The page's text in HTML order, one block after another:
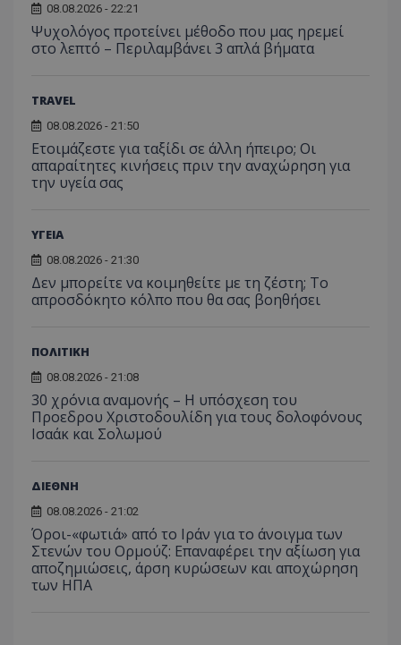
08.08.2026 - 22:21
Ψυχολόγος προτείνει μέθοδο που μας ηρεμεί
στο λεπτό – Περιλαμβάνει 3 απλά βήματα
TRAVEL
08.08.2026 - 21:50
Ετοιμάζεστε για ταξίδι σε άλλη ήπειρο; Οι
απαραίτητες κινήσεις πριν την αναχώρηση για
την υγεία σας
ΥΓΕΙΑ
08.08.2026 - 21:30
Δεν μπορείτε να κοιμηθείτε με τη ζέστη; Το
απροσδόκητο κόλπο που θα σας βοηθήσει
ΠΟΛΙΤΙΚΗ
08.08.2026 - 21:08
30 χρόνια αναμονής – Η υπόσχεση του
Προεδρου Χριστοδουλίδη για τους δολοφόνους
Ισαάκ και Σολωμού
ΔΙΕΘΝΗ
08.08.2026 - 21:02
Όροι-«φωτιά» από το Ιράν για το άνοιγμα των
Στενών του Ορμούζ: Επαναφέρει την αξίωση για
αποζημιώσεις, άρση κυρώσεων και αποχώρηση
των ΗΠΑ